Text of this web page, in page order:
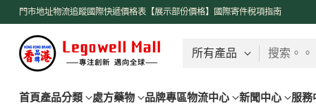
門市地址物流追蹤國際快遞價格表【展示部份價格】 國際寄件稅項指南
了解更多
搜索。
首頁產品分類 處方藥物 品牌專區物流中心 新聞中心 服務